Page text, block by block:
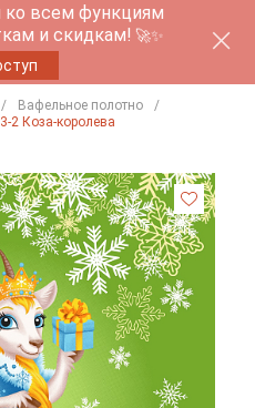
ко всем функциям
и скидкам! 🚀✨
Вафельное полотно
2 Коза-королева